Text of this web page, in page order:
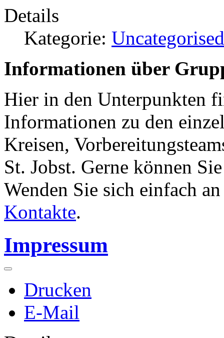
Details
Kategorie: Uncategorised
Informationen über
Hier in den Unterpunkten
Informationen zu den
Kreisen,
St. Jobst. Gerne können
Wenden Sie sich einfach
Kontakte.
Impressum
Drucken
E-Mail